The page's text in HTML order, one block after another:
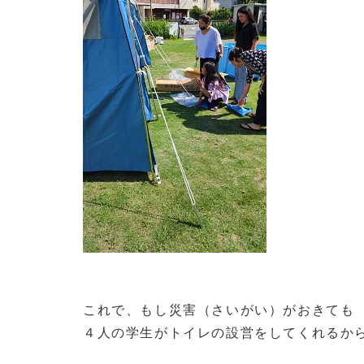
これで、もし災害（さいがい）がおきても
４人の学生がトイレの設営をしてくれるか